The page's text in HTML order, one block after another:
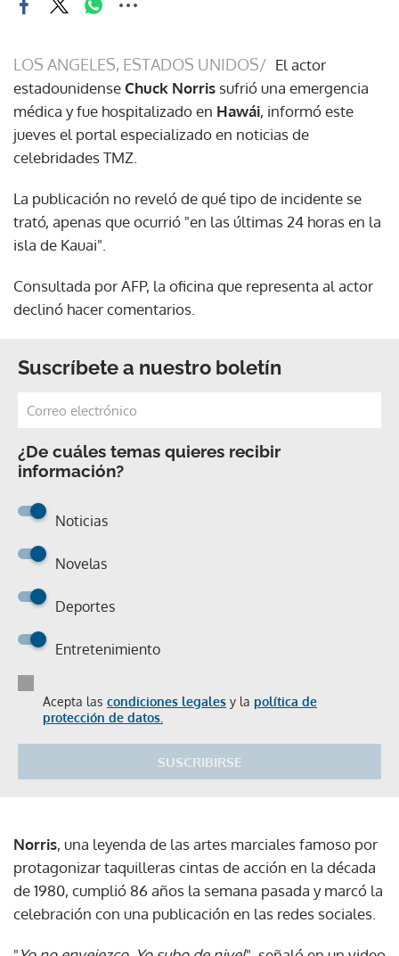
LOS ANGELES, ESTADOS UNIDOS/ El actor
estadounidenseChuck Norris sufrió una emergencia
médica y fue hospitalizado en Hawái, informó este
jueves el portal especializado en noticias de
celebridades TMZ.
La publicación no reveló de qué tipo de incidente se
trató, apenas que ocurrió "en las últimas 24 horas en la
isla de Kauai".
Consultada por AFP, la oficina que representa al actor
declinó hacer comentarios.
Suscríbete a nuestro boletín
¿De cuáles temas quieres recibir
información?
Noticias
Novelas
Deportes
Entretenimiento
Acepta las condiciones legales y la política de
protección de datos.
SUSCRIBIRSE
Norris, una leyenda de las artes marciales famoso por
protagonizar taquilleras cintas de acción en la década
de 1980, cumplió 86 años la semana pasada y marcó la
celebración con una publicación en las redes sociales.